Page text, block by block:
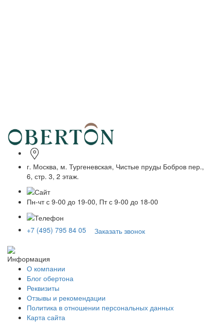
г. Москва, м. Тургеневская, Чистые пруды Бобров пер.,
6, стр. 3, 2 этаж.
Пн-чт с 9-00 до 19-00, Пт с 9-00 до 18-00
+7 (495) 795 84 05 Заказать звонок
Информация
О компании
Блог обертона
Реквизиты
Отзывы и рекомендации
Политика в отношении персональных данных
Карта сайта